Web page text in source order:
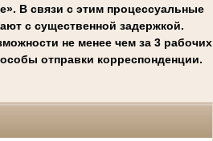
В связи с этим процессуальные
с существенной задержкой.
не менее чем за 3 рабочих
отправки корреспонденции.